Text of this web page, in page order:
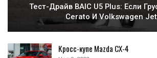
Тест-Драйв BAIC U5 Plus: Если
Cerato И Volkswagen
Кросс-купе Mazda CX-4